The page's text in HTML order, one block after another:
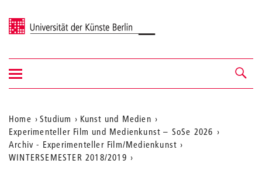
Universität der Künste Berlin
Navigation &
Suche
Navigation
ein-/ausblenden
Aktuelle
Position
auf
Home Studium
Kunst und Medien
Experimenteller Film und Medienkunst – SoSe 2026
Archiv - Experimenteller Film/Medienkunst
WINTERSEMESTER 2018/2019